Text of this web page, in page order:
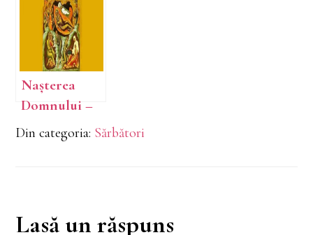
Nașterea
Domnului –
Crăciunul
Din categoria: Sărbători
Reader
Lasă un răspuns